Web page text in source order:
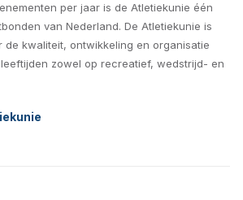
per jaar is de Atletiekunie één
van Nederland. De Atletiekunie is
de kwaliteit, ontwikkeling en organisatie
zowel op recreatief, wedstrijd- en